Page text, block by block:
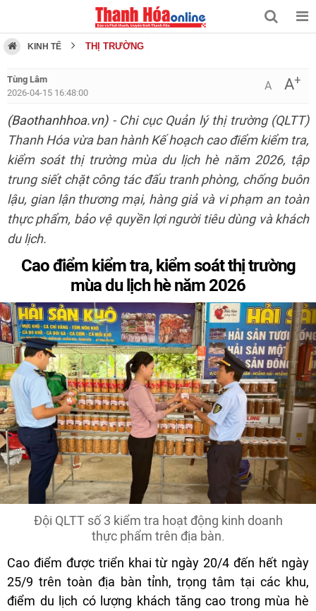
KINH TẾ THỊ TRƯỜNG
Tùng Lâm
2026-04-15 16:48:00
A A+
(Baothanhhoa.vn)- Chi cục Quản lý thị trường (QLTT)
Thanh Hóa vừa ban hành Kế hoạch cao điểm kiểm tra,
kiểm soát thị trường mùa du lịch hè năm 2026, tập
trung siết chặt công tác đấu tranh phòng, chống buôn
lậu, gian lận thương mại, hàng giả và vi phạm an toàn
thực phẩm, bảo vệ quyền lợi người tiêu dùng và khách
du lịch.
Cao điểm kiểm tra, kiểm soát thị trường
mùa du lịch hè năm 2026
Đội QLTT số 3 kiểm tra hoạt động kinh doanh
thực phẩm trên địa bàn.
Cao điểm được triển khai từ ngày 20/4 đến hết ngày
25/9 trên toàn địa bàn tỉnh, trọng tâm tại các khu,
điểm du lịch có lượng khách tăng cao trong mùa hè